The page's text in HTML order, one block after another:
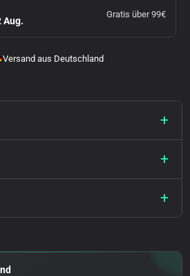
Aug.
Gratis über 99€
Versand aus Deutschland